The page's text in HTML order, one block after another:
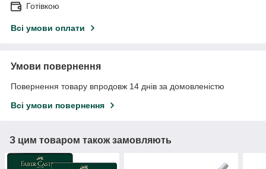
Готівкою
Всі умови оплати
Умови повернення
Повернення товару впродовж 14 днів за домовленістю
Всі умови повернення
З цим товаром також замовляють